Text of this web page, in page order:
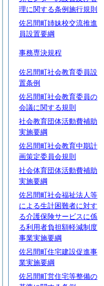
理に関する条例施行規則
佐呂間町姉妹校交流推進
員設置要綱
事務専決規程
佐呂間町社会教育委員設
置条例
佐呂間町社会教育委員の
会議に関する規則
社会教育団体活動費補助
実施要綱
佐呂間町社会教育中期計
画策定委員会規則
社会体育団体活動費補助
実施要綱
佐呂間町社会福祉法人等
による生計困難者に対す
る介護保険サービスに係
る利用者負担額軽減制度
事業実施要綱
佐呂間町住宅建設促進事
業実施要綱
佐呂間町営住宅等整備の